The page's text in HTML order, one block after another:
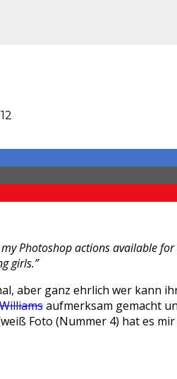
Photoshop actions available
girls.”
aber ganz ehrlich wer kann
aufmerksam gemacht
Foto (Nummer 4) hat es